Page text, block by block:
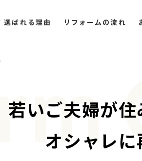
選ばれる理由 リフォームの流れ
若いご夫婦が
オシャレに